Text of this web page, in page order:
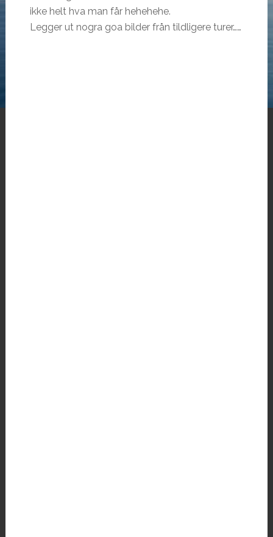
ikke helt hva man får hehehehe.
Legger ut nogra goa bilder från tildligere turer……